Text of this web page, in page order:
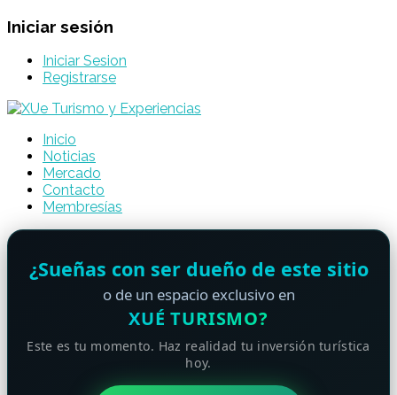
Iniciar sesión
Iniciar Sesion
Registrarse
Inicio
Noticias
Mercado
Contacto
Membresías
¿Sueñas con ser dueño de este sitio
o de un espacio exclusivo en
XUÉ TURISMO?
Este es tu momento. Haz realidad tu inversión turística
hoy.